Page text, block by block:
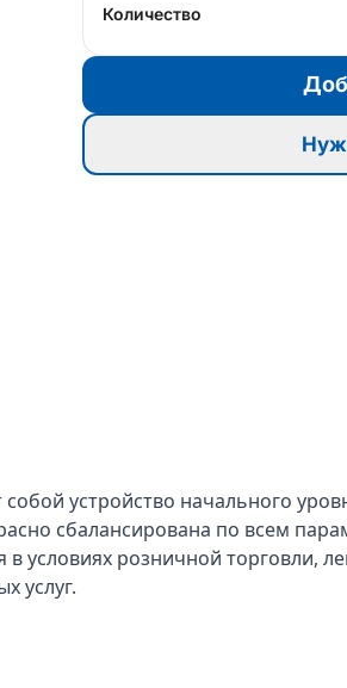
Количество
собой устройство начального
сбалансирована по всем
условиях розничной торговли,
услуг.